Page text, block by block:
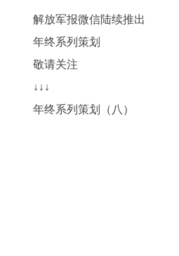
解放军报微信陆续推出
年终系列策划
敬请关注
↓↓↓
年终系列策划（八）